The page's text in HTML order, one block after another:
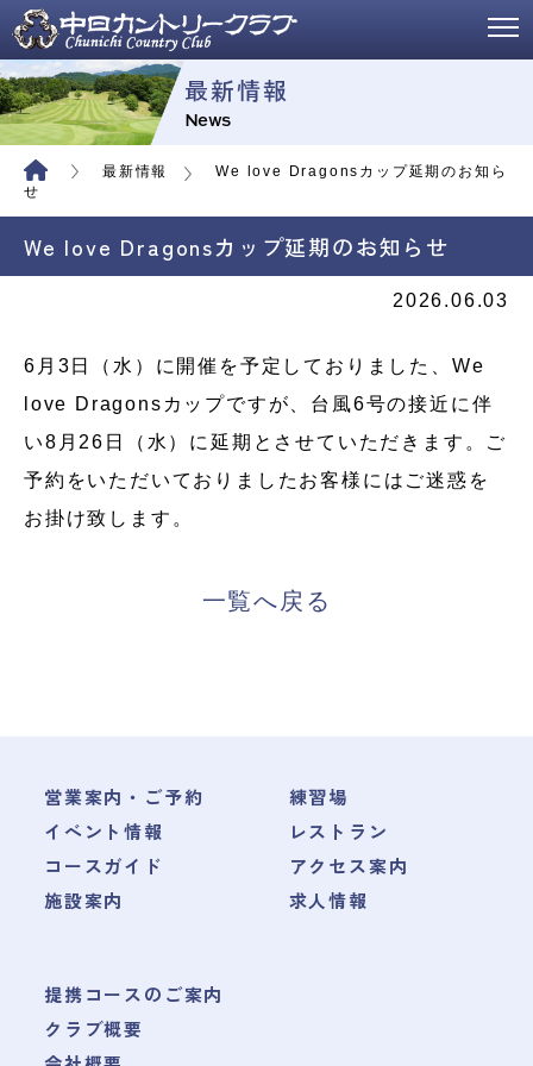
最新情報
News
最新情報
We love Dragonsカップ延期のお知ら
せ
We love Dragonsカップ延期のお知らせ
2026.06.03
6月3日（水）に開催を予定しておりました、We
love Dragonsカップですが、台風6号の接近に伴
い8月26日（水）に延期とさせていただきます。ご
予約をいただいておりましたお客様にはご迷惑を
お掛け致します。
一覧へ戻る
営業案内・ご予約
イベント情報
コースガイド
施設案内
練習場
レストラン
アクセス案内
求人情報
提携コースのご案内
クラブ概要